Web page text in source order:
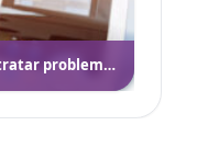
Terapia de ondas de choque para tratar problemas sexuales